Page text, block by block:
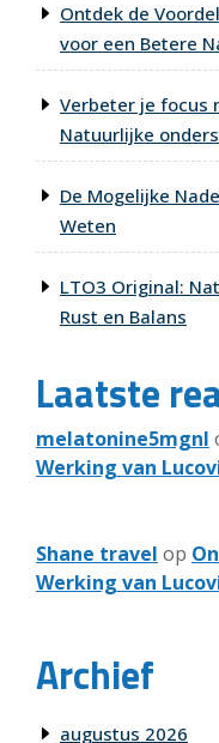
Ontdek de
voor een Betere
Verbeter je focus
Natuurlijke
De Mogelijke
Weten
LTO3 Original:
Rust en Balans
Laatste
melatonine5mgnl
Werking van
Shane travel op
Werking van
Archief
augustus 2026